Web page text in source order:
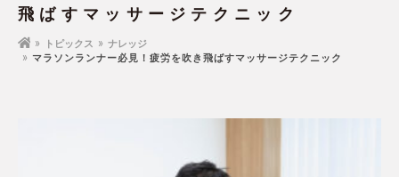
飛ばすマッサージテクニック
トピックス
ナレッジ
マラソンランナー必見！疲労を吹き飛ばすマッサージテクニック